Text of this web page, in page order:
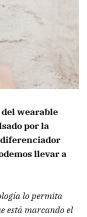
wearable
por la
llevar a
lo permita
está marcando el